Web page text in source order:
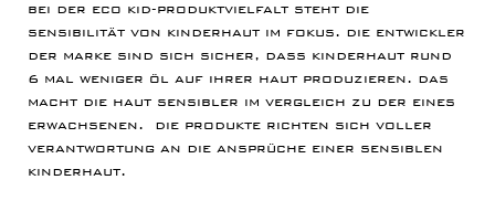
bei der eco kid-produktvielfalt steht die
sensibilität von kinderhaut im fokus. die entwickler
der marke sind sich sicher, dass kinderhaut rund
6 mal weniger öl auf ihrer haut produzieren. das
macht die haut sensibler im vergleich zu der eines
erwachsenen. die produkte richten sich voller
verantwortung an die ansprüche einer sensiblen
kinderhaut.